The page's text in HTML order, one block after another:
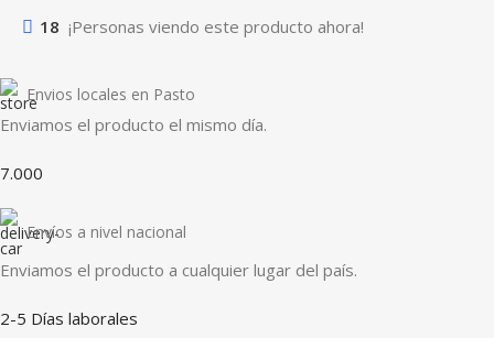
18 ¡Personas viendo este producto ahora!
Envios locales en Pasto
Enviamos el producto el mismo día.
7.000
Envíos a nivel nacional
Enviamos el producto a cualquier lugar del país.
2-5 Días laborales